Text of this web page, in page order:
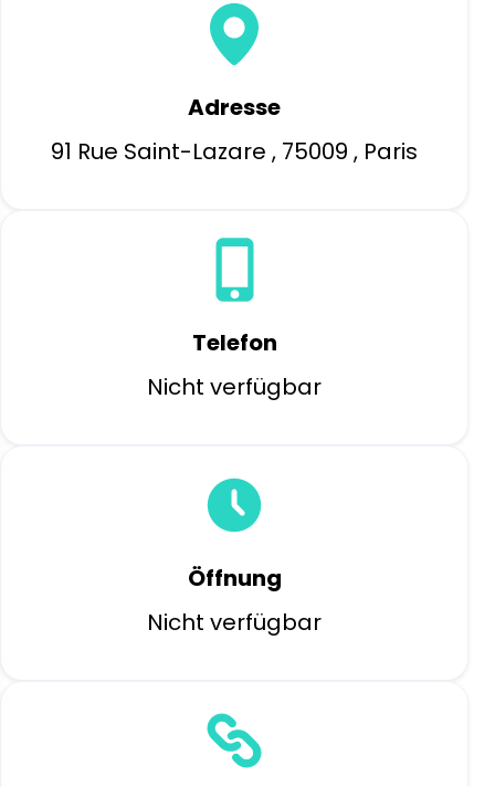
Adresse
91 Rue Saint-Lazare , 75009 , Paris
Telefon
Nicht verfügbar
Öffnung
Nicht verfügbar